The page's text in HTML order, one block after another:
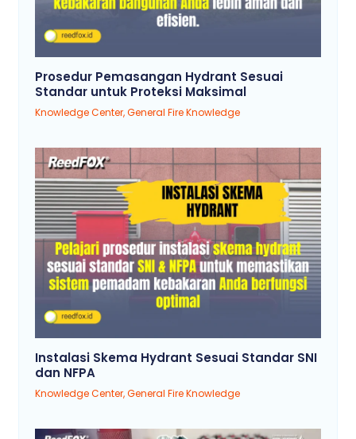
Prosedur Pemasangan Hydrant Sesuai
Standar untuk Proteksi Maksimal
Knowledge Center,General Fire Knowledge
Instalasi Skema Hydrant Sesuai Standar SNI
dan NFPA
Knowledge Center,General Fire Knowledge